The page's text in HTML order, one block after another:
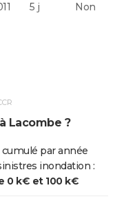
5 j Non
4 j Non
Lacombe ?
cumulé par année
inondation :
0 k€ et 100 k€